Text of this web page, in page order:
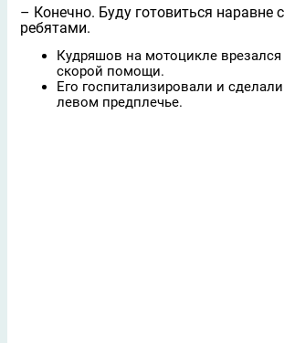
– Конечно. Буду готовиться наравне
ребятами.
Кудряшов на мотоцикле
скорой помощи.
Его госпитализировали и
левом предплечье.